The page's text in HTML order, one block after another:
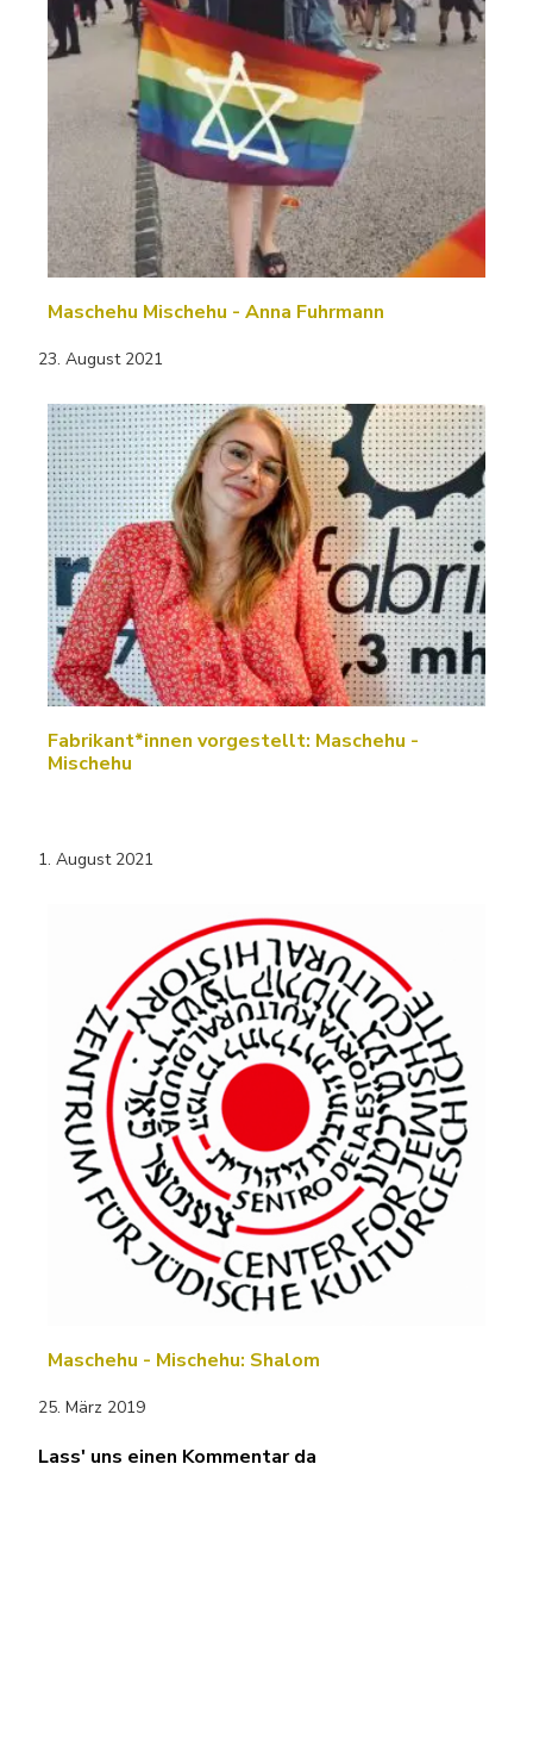
Maschehu Mischehu - Anna Fuhrmann
23. August 2021
Fabrikant*innen vorgestellt: Maschehu -
Mischehu
1. August 2021
Maschehu - Mischehu: Shalom
25. März 2019
Lass' uns einen Kommentar da